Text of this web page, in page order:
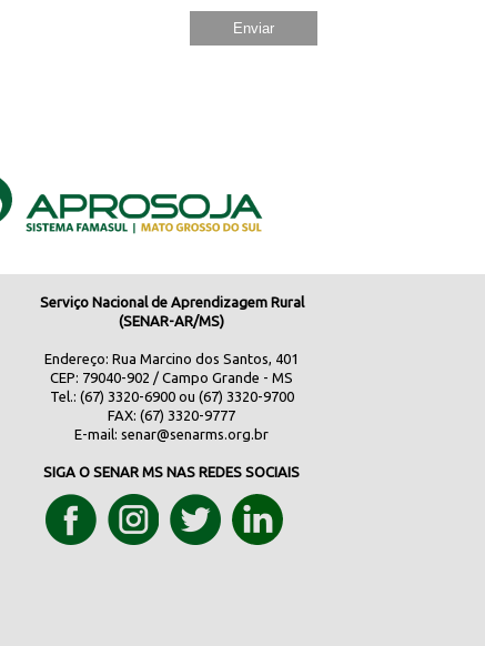
Serviço Nacional de Aprendizagem Rural
(SENAR-AR/MS)
Endereço: Rua Marcino dos Santos, 401
CEP: 79040-902 / Campo Grande - MS
Tel.: (67) 3320-6900 ou (67) 3320-9700
FAX: (67) 3320-9777
E-mail:senar@senarms.org.br
SIGA O SENAR MS NAS REDES SOCIAIS